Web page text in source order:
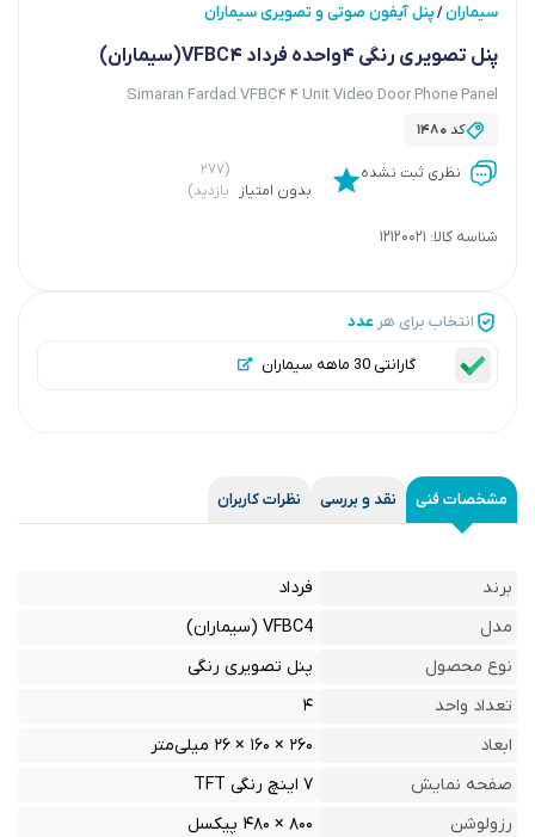
سیماران/پنل آیفون صوتی و تصویری سیماران
پنل تصویری رنگی 4واحده فرداد VFBC4(سیماران)
Simaran Fardad VFBC4 4 Unit Video Door Phone Panel
کد1480
نظری ثبت نشده
بدون امتیاز
(۲۷۷
بازدید)
شناسه کالا: 12120021
انتخاب برای هر عدد
گارانتی 30 ماهه سیماران
مشخصات فنی نقد و بررسی نظرات کاربران
برند
فرداد
مدل
VFBC4 (سیماران)
نوع محصول
پنل تصویری رنگی
تعداد واحد
۴
ابعاد
۲۶۰ × ۱۶۰ × ۲۶ میلی‌متر
صفحه نمایش
۷ اینچ رنگی TFT
رزولوشن
۸۰۰ × ۴۸۰ پیکسل